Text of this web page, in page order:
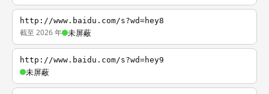
http://www.baidu.com/s?wd=hey8
截至 2026 年 未屏蔽
http://www.baidu.com/s?wd=hey9
未屏蔽